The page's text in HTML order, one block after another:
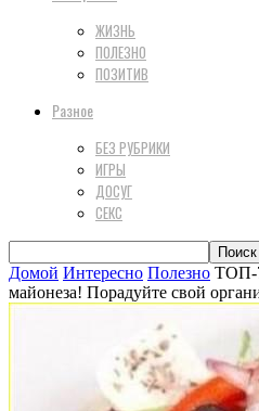
ЖИЗНЬ
ПОЛЕЗНО
ПОЗИТИВ
Разное
БЕЗ РУБРИКИ
ИГРЫ
ДОСУГ
СЕКС
Домой Интересно Полезно ТОП-
майонеза! Порадуйте свой